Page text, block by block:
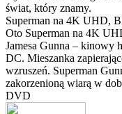
świat, który znamy.
Superman na 4K UHD,
Oto Superman na 4K
Jamesa Gunna – kinowy
DC. Mieszanka
wzruszeń. Superman
zakorzenioną wiarą w
DVD